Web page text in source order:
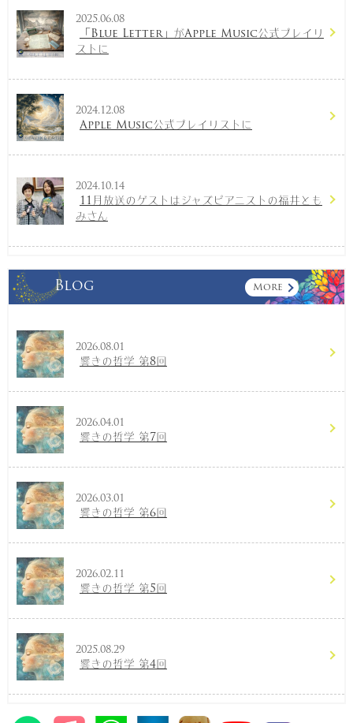
2025.06.08
「Blue Letter」がApple Music公式プレイリ
ストに
2024.12.08
Apple Music公式プレイリストに
2024.10.14
11月放送のゲストはジャズピアニストの福井とも
みさん
Blog More
2026.08.01
響きの哲学 第8回
2026.04.01
響きの哲学 第7回
2026.03.01
響きの哲学 第6回
2026.02.11
響きの哲学 第5回
2025.08.29
響きの哲学 第4回